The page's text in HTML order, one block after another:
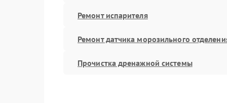
Ремонт испарителя
Ремонт датчика морозильного
Прочистка дренажной системы